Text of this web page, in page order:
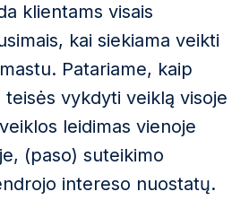
klientams visais
kai siekiama veikti
Patariame, kaip
teisės vykdyti veiklą visoje
leidimas vienoje
(paso) suteikimo
intereso nuostatų.